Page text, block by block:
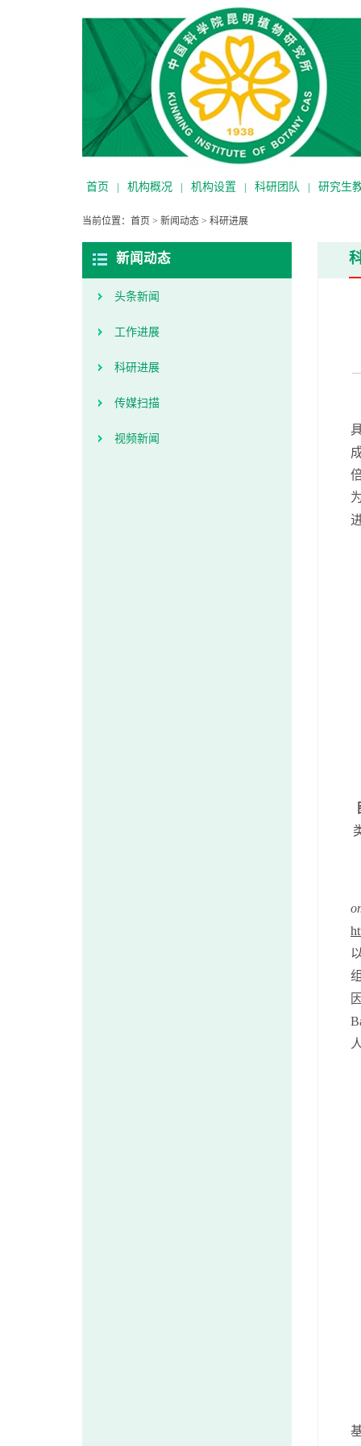
首页 | 机构概况 | 机构设置 | 科研团队 | 研究生
当前位置： 首页 > 新闻动态 > 科研进展
新闻动态
头条新闻
工作进展
科研进展
传媒扫描
视频新闻